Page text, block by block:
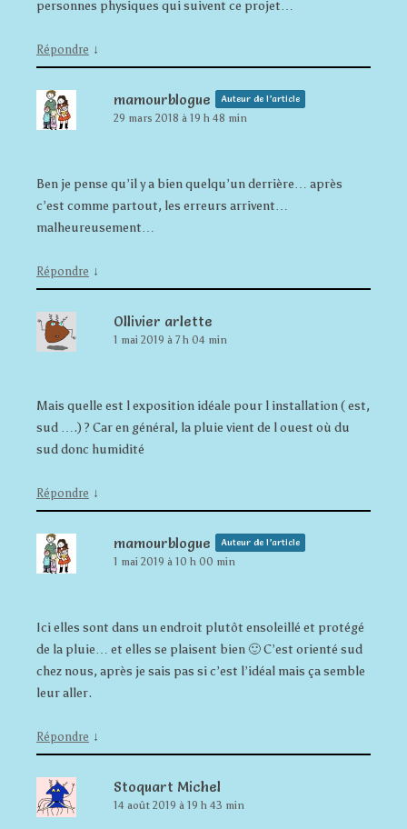
personnes physiques qui suivent ce projet…
Répondre ↓
mamourblogue Auteur de l’article
29 mars 2018 à 19 h 48 min
Ben je pense qu’il y a bien quelqu’un derrière… après
c’est comme partout, les erreurs arrivent…
malheureusement…
Répondre ↓
Ollivier arlette
1 mai 2019 à 7 h 04 min
Mais quelle est l exposition idéale pour l installation ( est,
sud ….) ? Car en général, la pluie vient de l ouest où du
sud donc humidité
Répondre ↓
mamourblogue Auteur de l’article
1 mai 2019 à 10 h 00 min
Ici elles sont dans un endroit plutôt ensoleillé et protégé
de la pluie… et elles se plaisent bien 🙂 C’est orienté sud
chez nous, après je sais pas si c’est l’idéal mais ça semble
leur aller.
Répondre ↓
Stoquart Michel
14 août 2019 à 19 h 43 min